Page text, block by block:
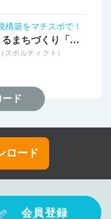
構築をマチスポで！
スポーツDXによるまちづくり「マチスポ」
スポルティクト）
ード
ロード
会員登録